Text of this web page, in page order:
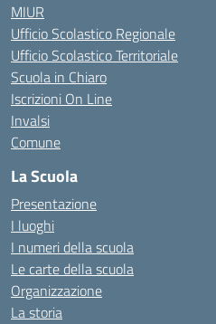
MIUR
Ufficio Scolastico Regionale
Ufficio Scolastico Territoriale
Scuola in Chiaro
Iscrizioni On Line
Invalsi
Comune
La Scuola
Presentazione
I luoghi
I numeri della scuola
Le carte della scuola
Organizzazione
La storia